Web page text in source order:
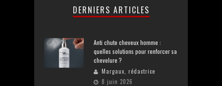
DERNIERS ARTICLES
Anti chute cheveux homme :
quelles solutions pour renforcer sa
chevelure ?
Margaux, rédactrice
8 juin 2026